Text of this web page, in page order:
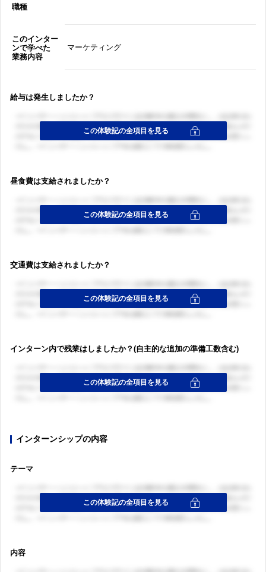
職種
このインター
ンで学べた
業務内容
マーケティング
給与は発生しましたか？
昼食費は支給されましたか？
交通費は支給されましたか？
インターン内で残業はしましたか？(自主的な追加の準備工数含む)
インターンシップの内容
テーマ
内容